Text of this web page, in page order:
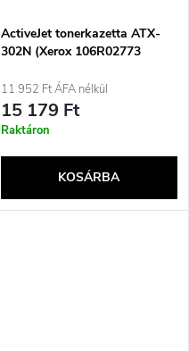
ActiveJet tonerkazetta ATX-
302N (Xerox 106R02773
Supreme; 1500 oldal; fekete)
11 952 Ft ÁFA nélkül
15 179 Ft
Raktáron
KOSÁRBA